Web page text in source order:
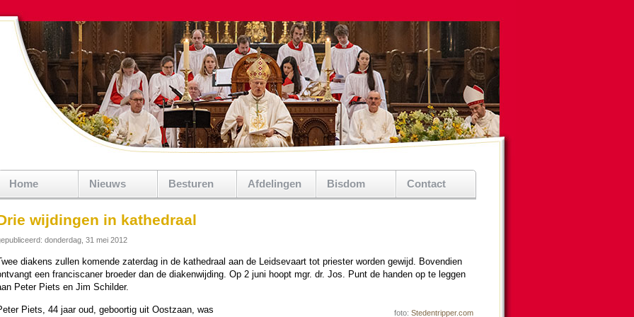
Home Nieuws Besturen Afdelingen Bisdom Contact
wijdingen in kathedraal
donderdag, 31 mei 2012
diakens zullen ko­men­de zater­dag in de ka­the­draal aan de Leidse­vaart tot pries­ter wor­den gewijd. Bovendien
een franciscaner broe­der dan de diaken­wij­ding. Op 2 juni hoopt mgr. dr. Jos. Punt de han­den op te leggen
Peter Piets en Jim Schil­der.
foto: Stedentripper.com
Piets, 44 jaar oud, geboor­tig uit Oostzaan, was